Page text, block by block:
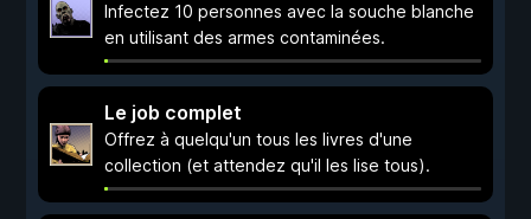
Infectez 10 personnes avec la souche blanche
en utilisant des armes contaminées.
Le job complet
Offrez à quelqu'un tous les livres d'une
collection (et attendez qu'il les lise tous).